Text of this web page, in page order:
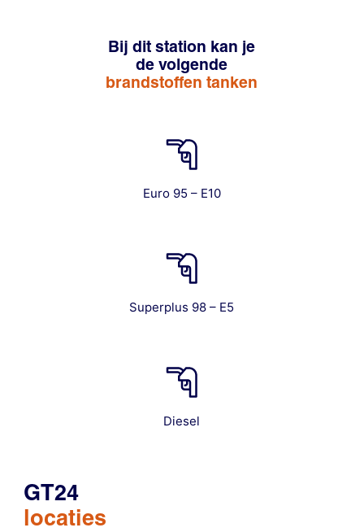
Bij dit station kan je
de volgende
brandstoffen tanken
Euro 95 – E10
Superplus 98 – E5
Diesel
GT24
locaties